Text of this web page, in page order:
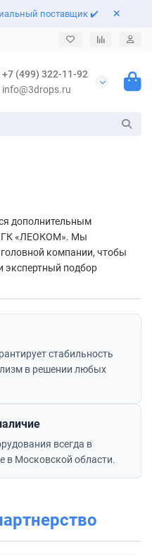
поставщик ✔️
+7 (499) 322-11-92
info@3drops.ru
насосы
топлива и керосина
баки
дополнительным
ГК «ЛЕОКОМ». Мы
компании, чтобы
экспертный подбор
стабильность
в решении любых
всегда в
в Московской области.